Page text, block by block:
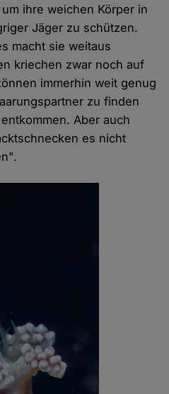
ihre weichen Körper in
Jäger zu schützen.
macht sie weitaus
kriechen zwar noch auf
immerhin weit genug
zu finden
Aber auch
es nicht